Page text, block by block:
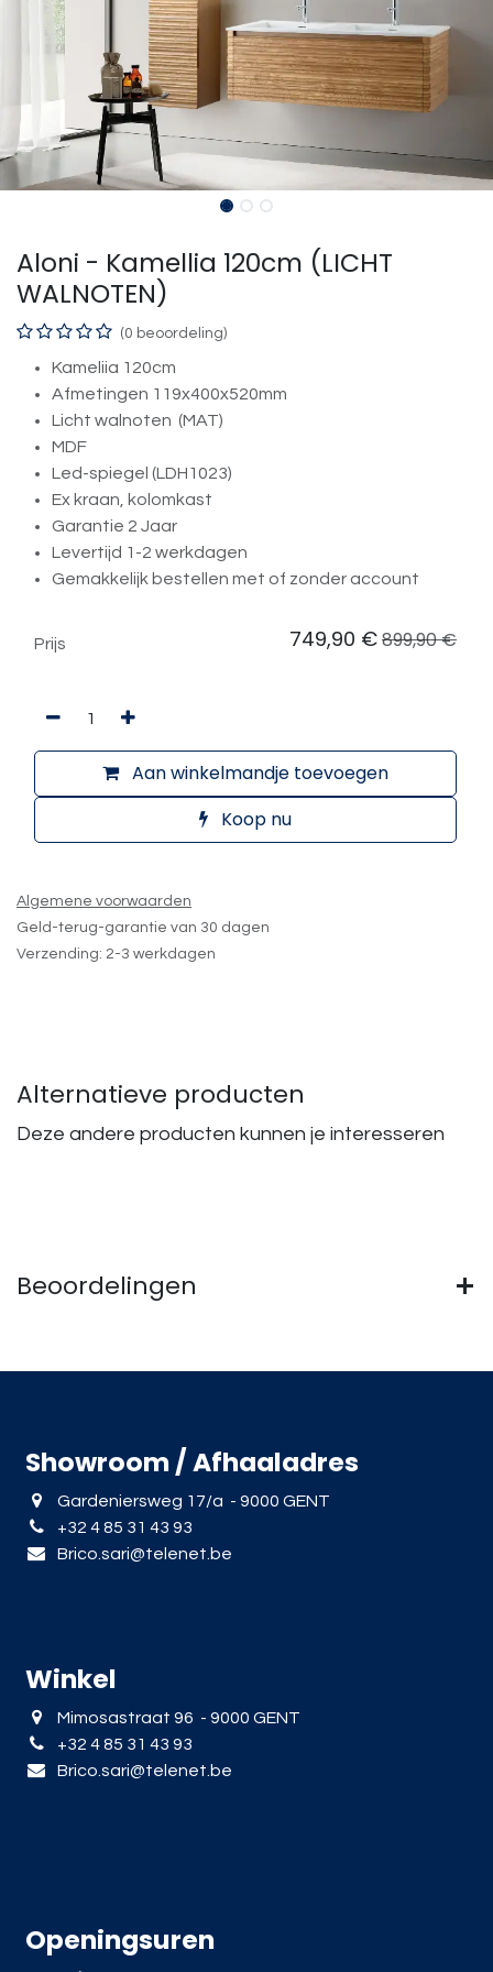
Aloni - Kamellia 120cm (LICHT
WALNOTEN)
(0 beoordeling)
Kameliia 120cm
Afmetingen 119x400x520mm
Licht walnoten (MAT)
MDF
Led-spiegel (LDH1023)
Ex kraan, kolomkast
Garantie 2 Jaar
Levertijd 1-2 werkdagen
Gemakkelijk bestellen met of zonder account
Aan winkelmandje toevoegen
Koop nu
Prijs 749,90 €899,90€
Algemene voorwaarden
Geld-terug-garantie van 30 dagen
Verzending: 2-3 werkdagen
Alternatieve producten
Deze andere producten kunnen je interesseren
Beoordelingen
Showroom / Afhaaladres
Gardeniersweg 17/a - 9000 GENT
+32 4 85 31 43 93
Brico.sari@telenet.be
Winkel
Mimosastraat 96 - 9000 GENT
+32 4 85 31 43 93
Brico.sari@telenet.be
Openingsuren